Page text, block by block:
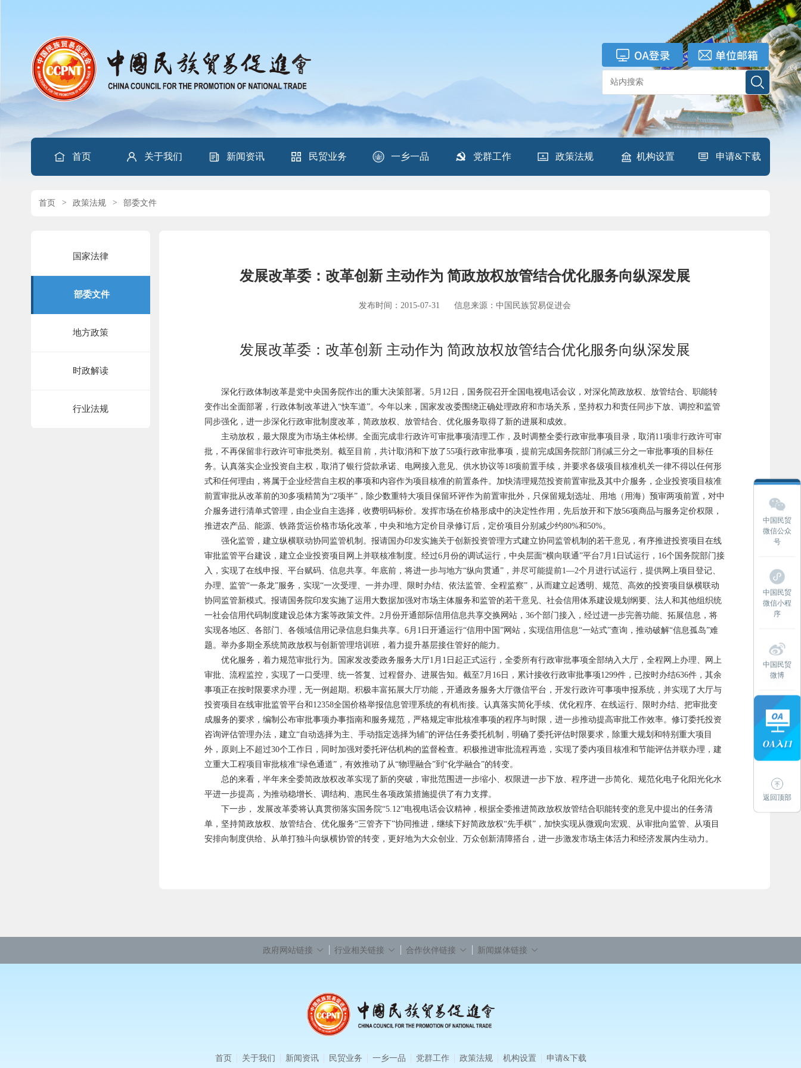
首页 关于我们 新闻资讯 民贸业务 一乡一品 党群工作 政策法规 机构设置 申请&下载
首页 > 政策法规 > 部委文件
国家法律
部委文件
地方政策
时政解读
行业法规
发展改革委：改革创新 主动作为 简政放权放管结合优化服务向纵深发展
发布时间：2015-07-31 信息来源：中国民族贸易促进会
发展改革委：改革创新 主动作为 简政放权放管结合优化服务向纵深发展
深化行政体制改革是党中央国务院作出的重大决策部署。5月12日，国务院召开全国电视电话会议，对深化简政放权、放管结合、职能转
变作出全面部署，行政体制改革进入“快车道”。今年以来，国家发改委围绕正确处理政府和市场关系，坚持权力和责任同步下放、调控和监管
同步强化，进一步深化行政审批制度改革，简政放权、放管结合、优化服务取得了新的进展和成效。
主动放权，最大限度为市场主体松绑。全面完成非行政许可审批事项清理工作，及时调整全委行政审批事项目录，取消11项非行政许可审
批，不再保留非行政许可审批类别。截至目前，共计取消和下放了55项行政审批事项，提前完成国务院部门削减三分之一审批事项的目标任
务。认真落实企业投资自主权，取消了银行贷款承诺、电网接入意见、供水协议等18项前置手续，并要求各级项目核准机关一律不得以任何形
式和任何理由，将属于企业经营自主权的事项和内容作为项目核准的前置条件。加快清理规范投资前置审批及其中介服务，企业投资项目核准
前置审批从改革前的30多项精简为“2项半”，除少数重特大项目保留环评作为前置审批外，只保留规划选址、用地（用海）预审两项前置，对中
介服务进行清单式管理，由企业自主选择，收费明码标价。发挥市场在价格形成中的决定性作用，先后放开和下放56项商品与服务定价权限，
推进农产品、能源、铁路货运价格市场化改革，中央和地方定价目录修订后，定价项目分别减少约80%和50%。
强化监管，建立纵横联动协同监管机制。报请国办印发实施关于创新投资管理方式建立协同监管机制的若干意见，有序推进投资项目在线
审批监管平台建设，建立企业投资项目网上并联核准制度。经过6月份的调试运行，中央层面“横向联通”平台7月1日试运行，16个国务院部门接
入，实现了在线申报、平台赋码、信息共享。年底前，将进一步与地方“纵向贯通”，并尽可能提前1—2个月进行试运行，提供网上项目登记、
办理、监管“一条龙”服务，实现“一次受理、一并办理、限时办结、依法监管、全程监察”，从而建立起透明、规范、高效的投资项目纵横联动
协同监管新模式。报请国务院印发实施了运用大数据加强对市场主体服务和监管的若干意见、社会信用体系建设规划纲要、法人和其他组织统
一社会信用代码制度建设总体方案等政策文件。2月份开通部际信用信息共享交换网站，36个部门接入，经过进一步完善功能、拓展信息，将
实现各地区、各部门、各领域信用记录信息归集共享。6月1日开通运行“信用中国”网站，实现信用信息“一站式”查询，推动破解“信息孤岛”难
题。举办多期全系统简政放权与创新管理培训班，着力提升基层接住管好的能力。
优化服务，着力规范审批行为。国家发改委政务服务大厅1月1日起正式运行，全委所有行政审批事项全部纳入大厅，全程网上办理、网上
审批、流程监控，实现了一口受理、统一答复、过程督办、进展告知。截至7月16日，累计接收行政审批事项1299件，已按时办结636件，其余
事项正在按时限要求办理，无一例超期。积极丰富拓展大厅功能，开通政务服务大厅微信平台，开发行政许可事项申报系统，并实现了大厅与
投资项目在线审批监管平台和12358全国价格举报信息管理系统的有机衔接。认真落实简化手续、优化程序、在线运行、限时办结、把审批变
成服务的要求，编制公布审批事项办事指南和服务规范，严格规定审批核准事项的程序与时限，进一步推动提高审批工作效率。修订委托投资
咨询评估管理办法，建立“自动选择为主、手动指定选择为辅”的评估任务委托机制，明确了委托评估时限要求，除重大规划和特别重大项目
外，原则上不超过30个工作日，同时加强对委托评估机构的监督检查。积极推进审批流程再造，实现了委内项目核准和节能评估并联办理，建
立重大工程项目审批核准“绿色通道”，有效推动了从“物理融合”到“化学融合”的转变。
总的来看，半年来全委简政放权改革实现了新的突破，审批范围进一步缩小、权限进一步下放、程序进一步简化、规范化电子化阳光化水
平进一步提高，为推动稳增长、调结构、惠民生各项政策措施提供了有力支撑。
下一步， 发展改革委将认真贯彻落实国务院“5.12”电视电话会议精神，根据全委推进简政放权放管结合职能转变的意见中提出的任务清
单，坚持简政放权、放管结合、优化服务“三管齐下”协同推进，继续下好简政放权“先手棋”，加快实现从微观向宏观、从审批向监管、从项目
安排向制度供给、从单打独斗向纵横协管的转变，更好地为大众创业、万众创新清障搭台，进一步激发市场主体活力和经济发展内生动力。
中国民贸
微信公众
号
中国民贸
微信小程
序
中国民贸
微博
返回顶部
政府网站链接 行业相关链接 合作伙伴链接 新闻媒体链接
首页 关于我们 新闻资讯 民贸业务 一乡一品 党群工作 政策法规 机构设置 申请&下载